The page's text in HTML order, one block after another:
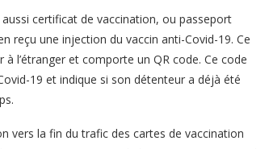
certificat de vaccination, ou passeport
reçu une injection du vaccin anti-Covid-19. Ce
l’étranger et comporte un QR code. Ce code
19 et indique si son détenteur a déjà été
vers la fin du trafic des cartes de vaccination